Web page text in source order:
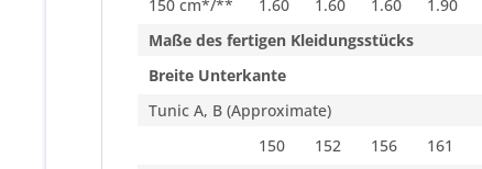
150 cm*/**
1.60 1.60 1.60 1.90
Maße des fertigen Kleidungsstücks
Breite Unterkante
Tunic A, B (Approximate)
150
152 156 161